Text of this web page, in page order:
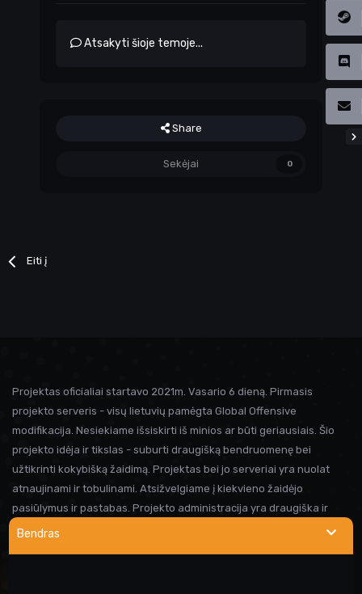
Atsakyti šioje temoje...
Share
Sekėjai 0
Eiti į
Bendras
Projektas oficialiai startavo 2021m. Vasario 6 dieną. Pirmasis
projekto serveris - visų lietuvių pamėgta Global Offensive
modifikacija. Nesiekiame išsiskirti iš minios ar būti geriausiais. Šio
projekto idėja ir tikslas - suburti draugišką bendruomenę bei
užtikrinti kokybišką žaidimą. Projektas bei jo serveriai yra nuolat
atnaujinami ir tobulinami. Atsižvelgiame į kiekvieno žaidėjo
pasiūlymus ir pastabas. Projekto administracija yra draugiška ir
visada linkusi padėti prireikus pagalbos. Iki susitikimo serveryje!